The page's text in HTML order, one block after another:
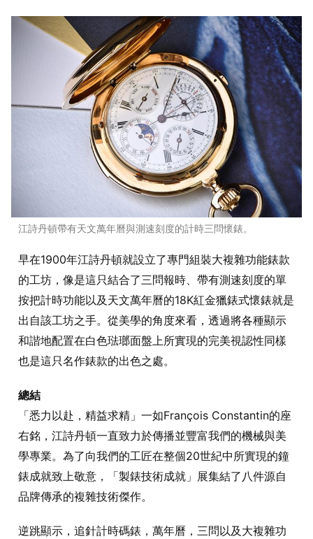
江詩丹頓帶有天文萬年曆與測速刻度的計時三問懷錶。
早在1900年江詩丹頓就設立了專門組裝大複雜功能錶款
的工坊，像是這只結合了三問報時、帶有測速刻度的單
按把計時功能以及天文萬年曆的18K紅金獵錶式懷錶就是
出自該工坊之手。從美學的角度來看，透過將各種顯示
和諧地配置在白色琺瑯面盤上所實現的完美視認性同樣
也是這只名作錶款的出色之處。
總結
「悉力以赴，精益求精」一如François Constantin的座
右銘，江詩丹頓一直致力於傳播並豐富我們的機械與美
學專業。為了向我們的工匠在整個20世紀中所實現的鐘
錶成就致上敬意，「製錶技術成就」展集結了八件源自
品牌傳承的複雜技術傑作。
逆跳顯示，追針計時碼錶，萬年曆，三問以及大複雜功